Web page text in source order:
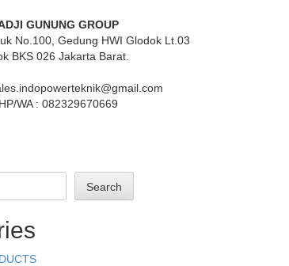
GUNUNG GROUP
No.100, Gedung HWI Glodok Lt.03
BKS 026 Jakarta Barat.
HP/WA : 082329670669
Search